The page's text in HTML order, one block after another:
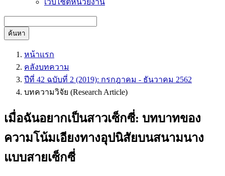
เว็บไซต์หน่วยงาน
ค้นหา
หน้าแรก
คลังบทความ
ปีที่ 42 ฉบับที่ 2 (2019): กรกฎาคม - ธันวาคม 2562
บทความวิจัย (Research Article)
เมื่อฉันอยากเป็นสาวเซ็กซี่: บทบาทของ
ความโน้มเอียงทางอุปนิสัยบนสนามนาง
แบบสายเซ็กซี่